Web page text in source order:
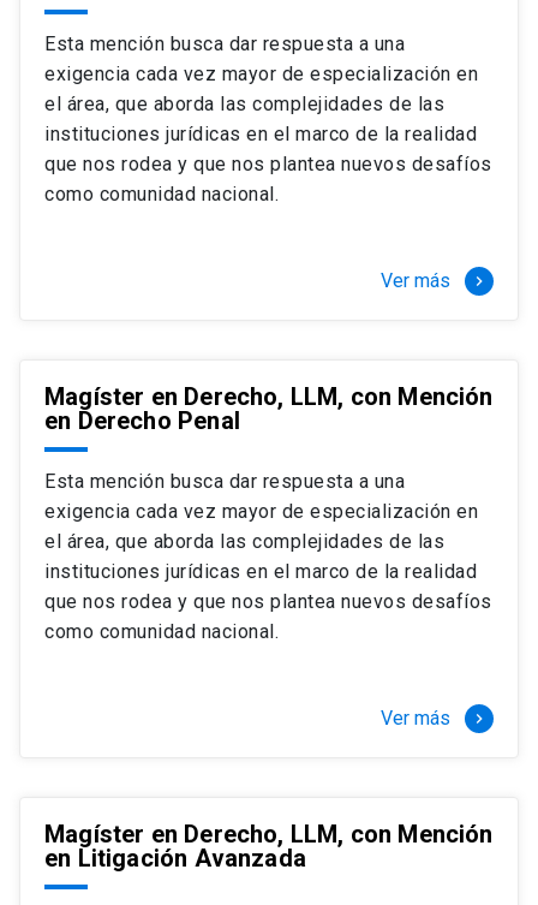
Esta mención busca dar respuesta a una
exigencia cada vez mayor de especialización en
el área, que aborda las complejidades de las
instituciones jurídicas en el marco de la realidad
que nos rodea y que nos plantea nuevos desafíos
como comunidad nacional.
Ver más keyboard_arrow_right
Magíster en Derecho, LLM, con Mención
en Derecho Penal
Esta mención busca dar respuesta a una
exigencia cada vez mayor de especialización en
el área, que aborda las complejidades de las
instituciones jurídicas en el marco de la realidad
que nos rodea y que nos plantea nuevos desafíos
como comunidad nacional.
Ver más keyboard_arrow_right
Magíster en Derecho, LLM, con Mención
en Litigación Avanzada